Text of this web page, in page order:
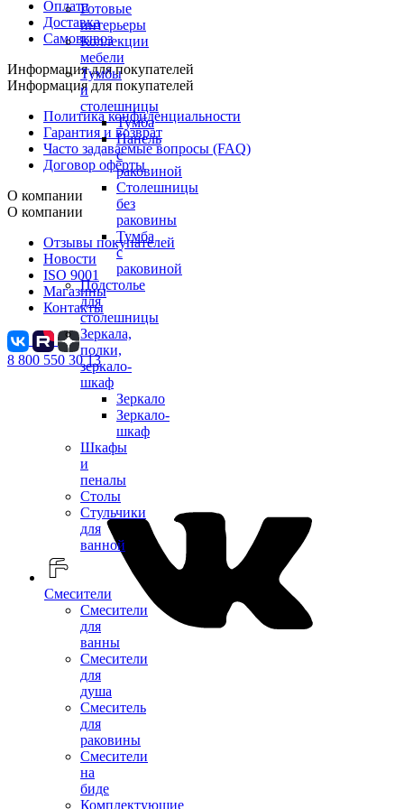
Готовые
интерьеры
Коллекции
мебели
Тумбы
и
столешницы
Тумба
Панель
с
раковиной
Столешницы
без
раковины
Тумба
с
раковиной
Подстолье
для
столешницы
Зеркала,
полки,
зеркало-
шкаф
Зеркало
Зеркало-
шкаф
Шкафы
и
пеналы
Столы
Стульчики
для
ванной
Смесители
Смесители
для
ванны
Смесители
для
душа
Смеситель
для
раковины
Смесители
на
биде
Комплектующие
Оплата
Доставка
Самовывоз
Информация для покупателей
Информация для покупателей
Политика конфиденциальности
Гарантия и возврат
Часто задаваемые вопросы (FAQ)
Договор оферты
О компании
О компании
Отзывы покупателей
Новости
ISO 9001
Магазины
Контакты
8 800 550 30 13